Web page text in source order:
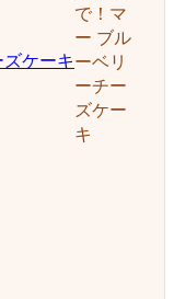
で！マ
ー ブル
ーベリ
ーチー
ズケー
キ